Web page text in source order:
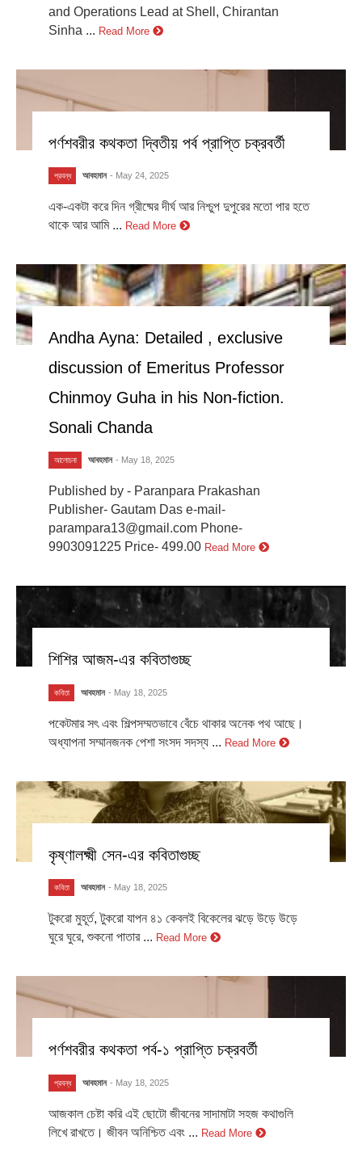
and Operations Lead at Shell, Chirantan
Sinha ... Read More
পর্ণশবরীর কথকতা দ্বিতীয় পর্ব প্রাপ্তি চক্রবর্তী
প্রবন্ধ আবহমান - May 24, 2025
এক-একটা করে দিন গ্রীষ্মের দীর্ঘ আর নিশ্চুপ দুপুরের মতো পার হতে
থাকে আর আমি ... Read More
Andha Ayna: Detailed , exclusive
discussion of Emeritus Professor
Chinmoy Guha in his Non-fiction.
Sonali Chanda
আলোচনা আবহমান - May 18, 2025
Published by - Paranpara Prakashan
Publisher- Gautam Das e-mail-
parampara13@gmail.com Phone-
9903091225 Price- 499.00 Read More
শিশির আজম-এর কবিতাগুচ্ছ
কবিতা আবহমান - May 18, 2025
পকেটমার সৎ এবং শিল্পসম্মতভাবে বেঁচে থাকার অনেক পথ আছে।
অধ্যাপনা সম্মানজনক পেশা সংসদ সদস্য ... Read More
কৃষ্ণালক্ষ্মী সেন-এর কবিতাগুচ্ছ
কবিতা আবহমান - May 18, 2025
টুকরো মুহূর্ত, টুকরো যাপন ৪১ কেবলই বিকেলের ঝড়ে উড়ে উড়ে
ঘুরে ঘুরে, শুকনো পাতার ... Read More
পর্ণশবরীর কথকতা পর্ব-১ প্রাপ্তি চক্রবর্তী
প্রবন্ধ আবহমান - May 18, 2025
আজকাল চেষ্টা করি এই ছোটো জীবনের সাদামাটা সহজ কথাগুলি
লিখে রাখতে। জীবন অনিশ্চিত এবং ... Read More